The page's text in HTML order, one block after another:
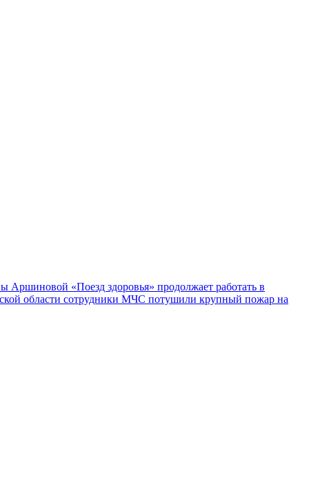
Аршиновой «Поезд здоровья» продолжает работать в
области сотрудники МЧС потушили крупный пожар на